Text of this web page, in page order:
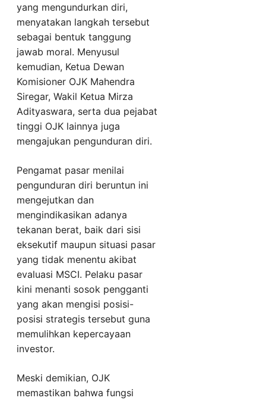
yang mengundurkan diri,
menyatakan langkah tersebut
sebagai bentuk tanggung
jawab moral. Menyusul
kemudian, Ketua Dewan
Komisioner OJK Mahendra
Siregar, Wakil Ketua Mirza
Adityaswara, serta dua pejabat
tinggi OJK lainnya juga
mengajukan pengunduran diri.
Pengamat pasar menilai
pengunduran diri beruntun ini
mengejutkan dan
mengindikasikan adanya
tekanan berat, baik dari sisi
eksekutif maupun situasi pasar
yang tidak menentu akibat
evaluasi MSCI. Pelaku pasar
kini menanti sosok pengganti
yang akan mengisi posisi-
posisi strategis tersebut guna
memulihkan kepercayaan
investor.
Meski demikian, OJK
memastikan bahwa fungsi